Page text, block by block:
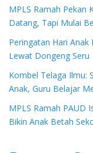
MPLS Ramah Pekan
Datang, Tapi Mulai
Peringatan Hari
Lewat Dongeng Seru
Kombel Telaga Ilmu:
Anak, Guru Belajar
MPLS Ramah PAUD
Bikin Anak Betah